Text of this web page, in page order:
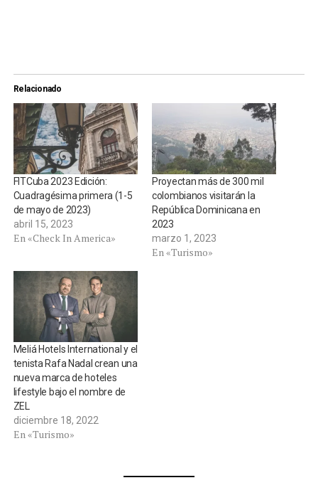
Relacionado
FITCuba 2023 Edición:
Cuadragésima primera (1-5
de mayo de 2023)
abril 15, 2023
En «Check In America»
Proyectan más de 300 mil
colombianos visitarán la
República Dominicana en
2023
marzo 1, 2023
En «Turismo»
Meliá Hotels International y el
tenista Rafa Nadal crean una
nueva marca de hoteles
lifestyle bajo el nombre de
ZEL
diciembre 18, 2022
En «Turismo»